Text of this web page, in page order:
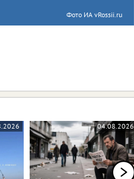
Фото ИА vRossii.ru
04.08.2026